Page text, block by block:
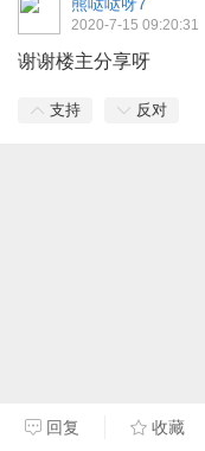
2020-7-15 09:20:31
谢谢楼主分享呀
支持 反对
回复 收藏